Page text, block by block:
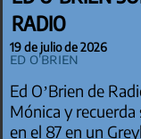
RADIO
19 de julio de 2026
Ed O'Brien
Ed O’Brien de
Mónica y recuerda
en el 87 en un